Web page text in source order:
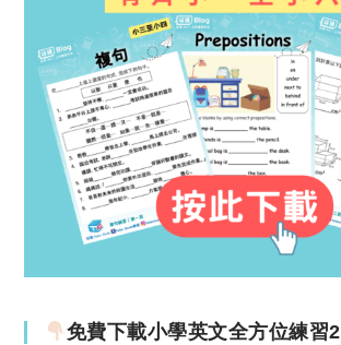
免費下載小學英文全方位練習2